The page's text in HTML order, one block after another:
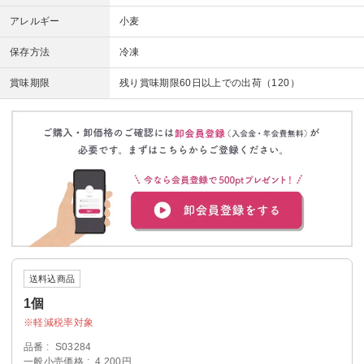
アレルギー 小麦
保存方法 冷凍
賞味期限 残り賞味期限60日以上での出荷（120）
送料込商品
1個
軽減税率対象
品番
S03284